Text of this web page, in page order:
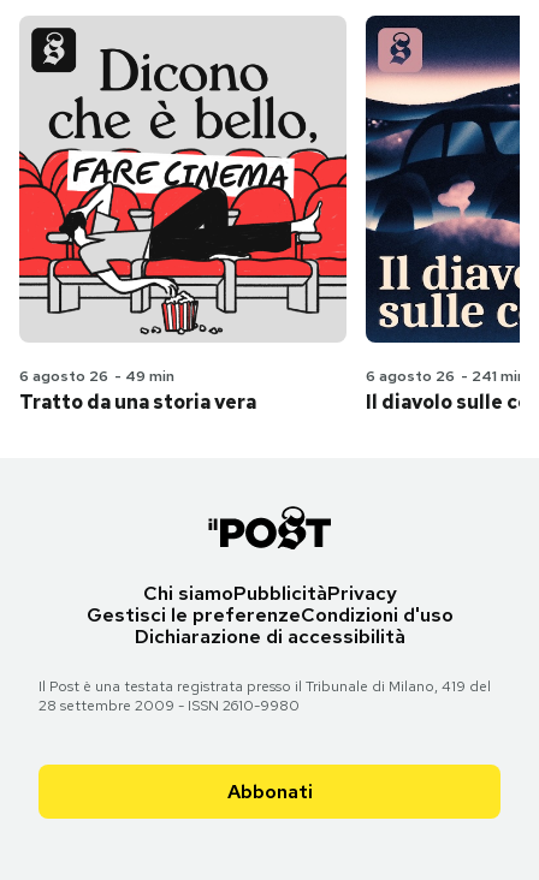
6 agosto 26 - 49 min
Tratto da una storia vera
6 agosto 26 - 241 min
Il diavolo sulle
Chi siamoPubblicitàPrivacy
Gestisci le preferenzeCondizioni d'uso
Dichiarazione di accessibilità
Il Post è una testata registrata presso il Tribunale di Milano, 419 del
28 settembre 2009 - ISSN 2610-9980
Abbonati